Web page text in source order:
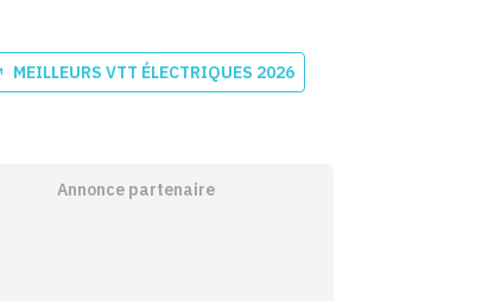
MEILLEURS VTT ÉLECTRIQUES 2026
Annonce partenaire